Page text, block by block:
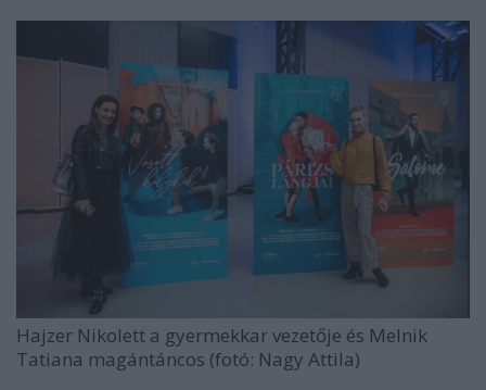
Hajzer Nikolett a gyermekkar vezetője és Melnik
Tatiana magántáncos (fotó: Nagy Attila)